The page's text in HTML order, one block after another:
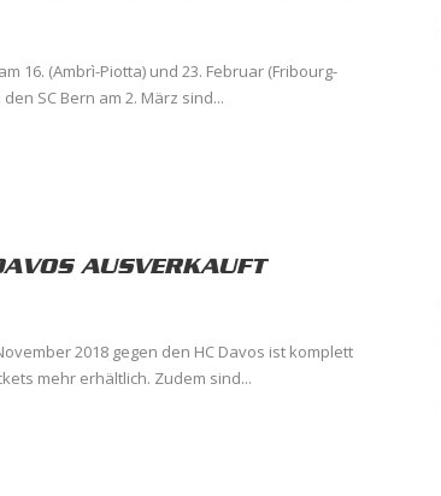
16. (Ambrì-Piotta) und 23. Februar (Fribourg-
SC Bern am 2. März sind...
AUSVERKAUFT
2018 gegen den HC Davos ist komplett
mehr erhältlich. Zudem sind...